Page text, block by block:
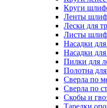
Круги
Ленты
Лески для
Листы
Насадки
Насадки
Пилки для
Полотна
Сверла по
Сверла по
Скобы и
Тарелки